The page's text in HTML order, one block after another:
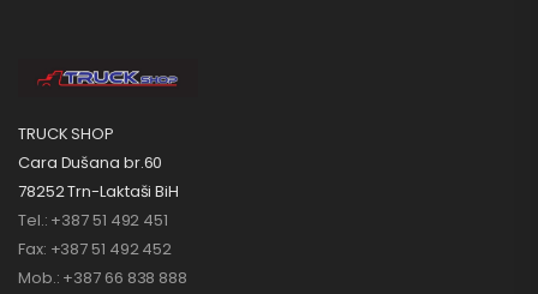
TRUCK SHOP
Cara Dušana br.60
78252 Trn-Laktaši BiH
Tel.: +387 51 492 451
Fax: +387 51 492 452
Mob.: +387 66 838 888